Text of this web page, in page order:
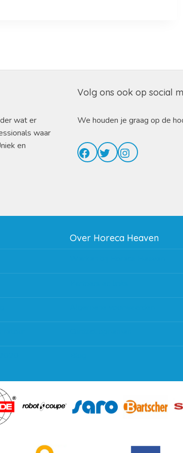
wat er
waar
en
Volg ons ook op social
We houden je graag op de
Facebook
TwitterInstagram
Over Horeca Heaven